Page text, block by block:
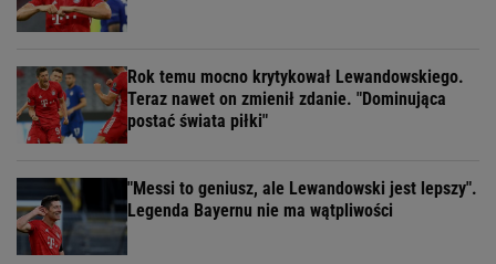
Rok temu mocno krytykował Lewandowskiego.
Teraz nawet on zmienił zdanie. "Dominująca
postać świata piłki"
"Messi to geniusz, ale Lewandowski jest lepszy".
Legenda Bayernu nie ma wątpliwości